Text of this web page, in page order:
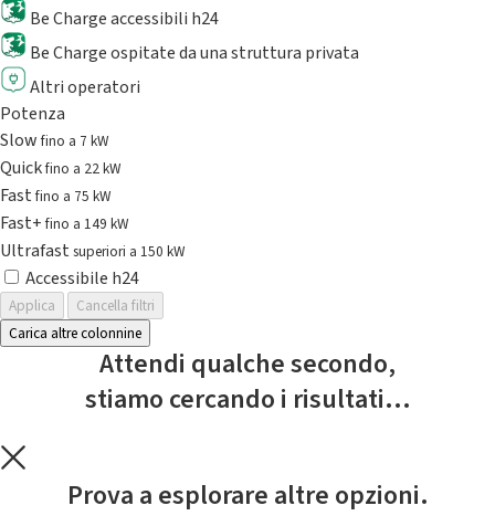
Be Charge accessibili h24
Be Charge ospitate da una struttura privata
Altri operatori
Potenza
Slowfino a 7 kW
Quickfino a 22 kW
Fastfino a 75 kW
Fast+fino a 149 kW
Ultrafast superiori a 150 kW
Accessibile h24
Applica
Cancella filtri
Carica altre colonnine
Attendi qualche secondo,
stiamo cercando i risultati...
Prova a esplorare altre opzioni.